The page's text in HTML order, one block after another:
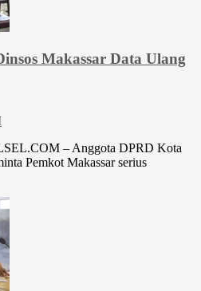
Makassar Data Ulang
– Anggota DPRD Kota
Pemkot Makassar serius